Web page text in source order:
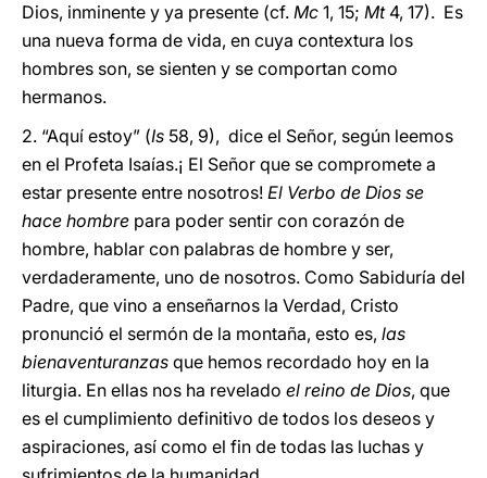
Dios, inminente y ya presente (cf. Mc 1, 15; Mt4, 17). Es
una nueva forma de vida, en cuya contextura los
hombres son, se sienten y se comportan como
hermanos.
2. “Aquí estoy” (Is 58, 9), dice el Señor, según leemos
en el Profeta Isaías.¡ El Señor que se compromete a
estar presente entre nosotros! El Verbo de Dios se
hace hombre para poder sentir con corazón de
hombre, hablar con palabras de hombre y ser,
verdaderamente, uno de nosotros. Como Sabiduría del
Padre, que vino a enseñarnos la Verdad, Cristo
pronunció el sermón de la montaña, esto es, las
bienaventuranzas que hemos recordado hoy en la
liturgia. En ellas nos ha revelado el reino de Dios, que
es el cumplimiento definitivo de todos los deseos y
aspiraciones, así como el fin de todas las luchas y